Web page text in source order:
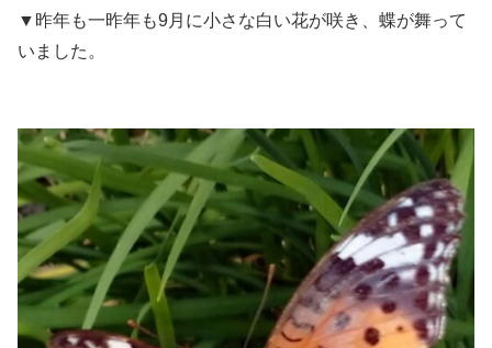
▼昨年も一昨年も9月に小さな白い花が咲き、蝶が舞って
いました。